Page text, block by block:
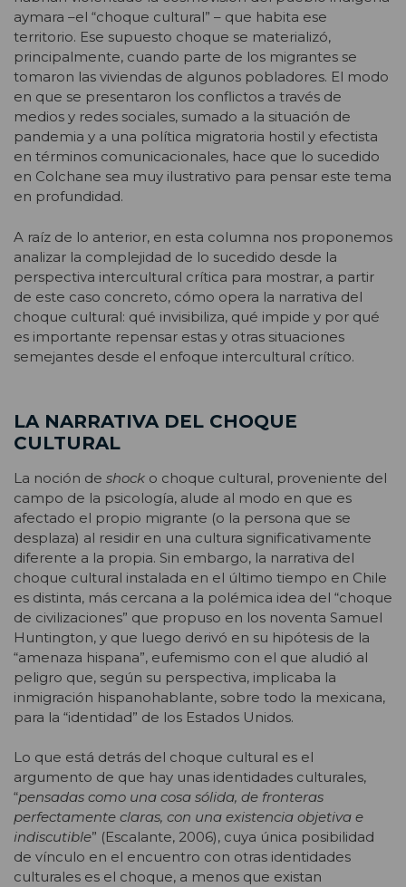
aymara –el “choque cultural” – que habita ese
territorio. Ese supuesto choque se materializó,
principalmente, cuando parte de los migrantes se
tomaron las viviendas de algunos pobladores. El modo
en que se presentaron los conflictos a través de
medios y redes sociales, sumado a la situación de
pandemia y a una política migratoria hostil y efectista
en términos comunicacionales, hace que lo sucedido
en Colchane sea muy ilustrativo para pensar este tema
en profundidad.
A raíz de lo anterior, en esta columna nos proponemos
analizar la complejidad de lo sucedido desde la
perspectiva intercultural crítica para mostrar, a partir
de este caso concreto, cómo opera la narrativa del
choque cultural: qué invisibiliza, qué impide y por qué
es importante repensar estas y otras situaciones
semejantes desde el enfoque intercultural crítico.
LA NARRATIVA DEL CHOQUE
CULTURAL
La noción de shock o choque cultural, proveniente del
campo de la psicología, alude al modo en que es
afectado el propio migrante (o la persona que se
desplaza) al residir en una cultura significativamente
diferente a la propia. Sin embargo, la narrativa del
choque cultural instalada en el último tiempo en Chile
es distinta, más cercana a la polémica idea del “choque
de civilizaciones” que propuso en los noventa Samuel
Huntington, y que luego derivó en su hipótesis de la
“amenaza hispana”, eufemismo con el que aludió al
peligro que, según su perspectiva, implicaba la
inmigración hispanohablante, sobre todo la mexicana,
para la “identidad” de los Estados Unidos.
Lo que está detrás del choque cultural es el
argumento de que hay unas identidades culturales,
“pensadas como una cosa sólida, de fronteras
perfectamente claras, con una existencia objetiva e
indiscutible” (Escalante, 2006), cuya única posibilidad
de vínculo en el encuentro con otras identidades
culturales es el choque, a menos que existan